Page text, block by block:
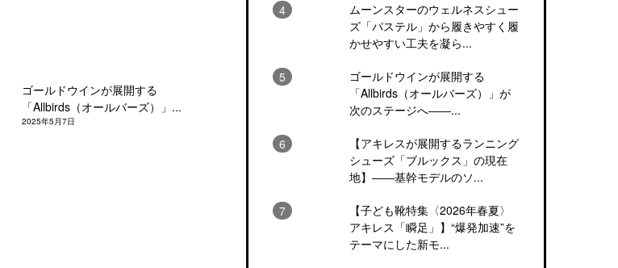
ゴールドウインが展開する
「Allbirds（オールバーズ）」...
2025年5月7日
ムーンスターのウェルネスシュー
ズ「パステル」から履きやすく履
かせやすい工夫を凝ら...
ゴールドウインが展開する
「Allbirds（オールバーズ）」が
次のステージへ――...
【アキレスが展開するランニング
シューズ「ブルックス」の現在
地】――基幹モデルのソ...
【子ども靴特集〈2026年春夏〉
アキレス「瞬足」】“爆発加速”を
テーマにした新モ...